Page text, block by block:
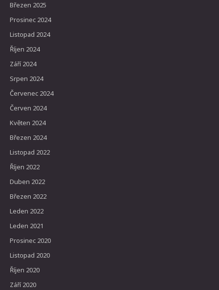
Březen 2025
Prosinec 2024
Listopad 2024
Říjen 2024
Září 2024
Srpen 2024
Červenec 2024
Červen 2024
Květen 2024
Březen 2024
Listopad 2022
Říjen 2022
Duben 2022
Březen 2022
Leden 2022
Leden 2021
Prosinec 2020
Listopad 2020
Říjen 2020
Září 2020